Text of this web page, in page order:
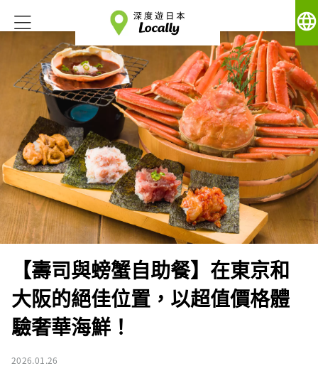
language
【壽司與螃蟹自助餐】在東京和
大阪的絕佳位置，以超值價格體
驗奢華海鮮！
2026.01.26